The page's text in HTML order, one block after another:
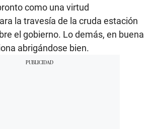
como una virtud
la travesía de la cruda estación
el gobierno. Lo demás, en buena
abrigándose bien.